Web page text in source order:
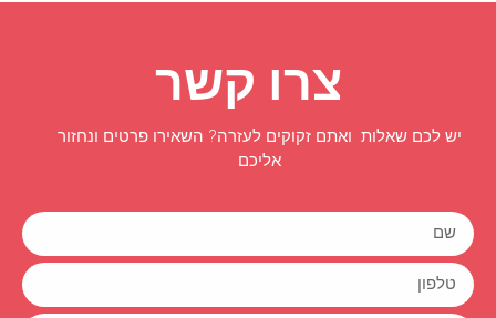
צרו קשר
יש לכם שאלות ואתם זקוקים לעזרה? השאירו פרטים ונחזור
אליכם